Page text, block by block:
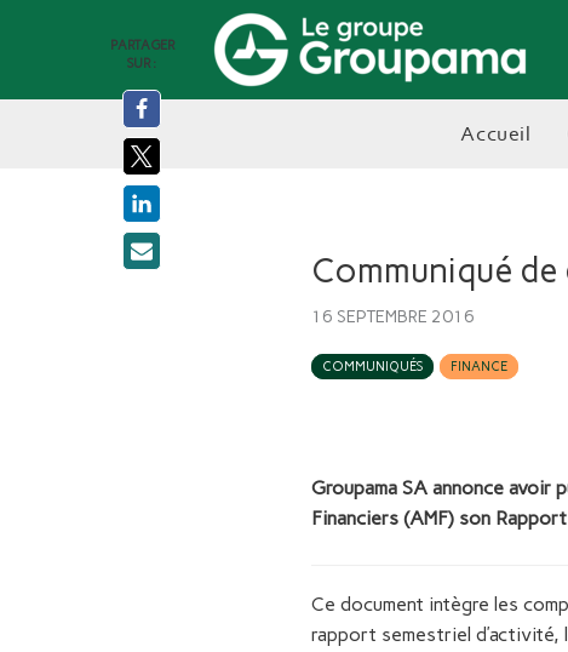
accueil
Communiqué
16 SEPTEMBRE 2016
COMMUNIQUÉS FINANCE
PARTAGER
SUR :
Groupama SA annonce
Financiers (AMF) son
Ce document intègre les
rapport semestriel d’activité,